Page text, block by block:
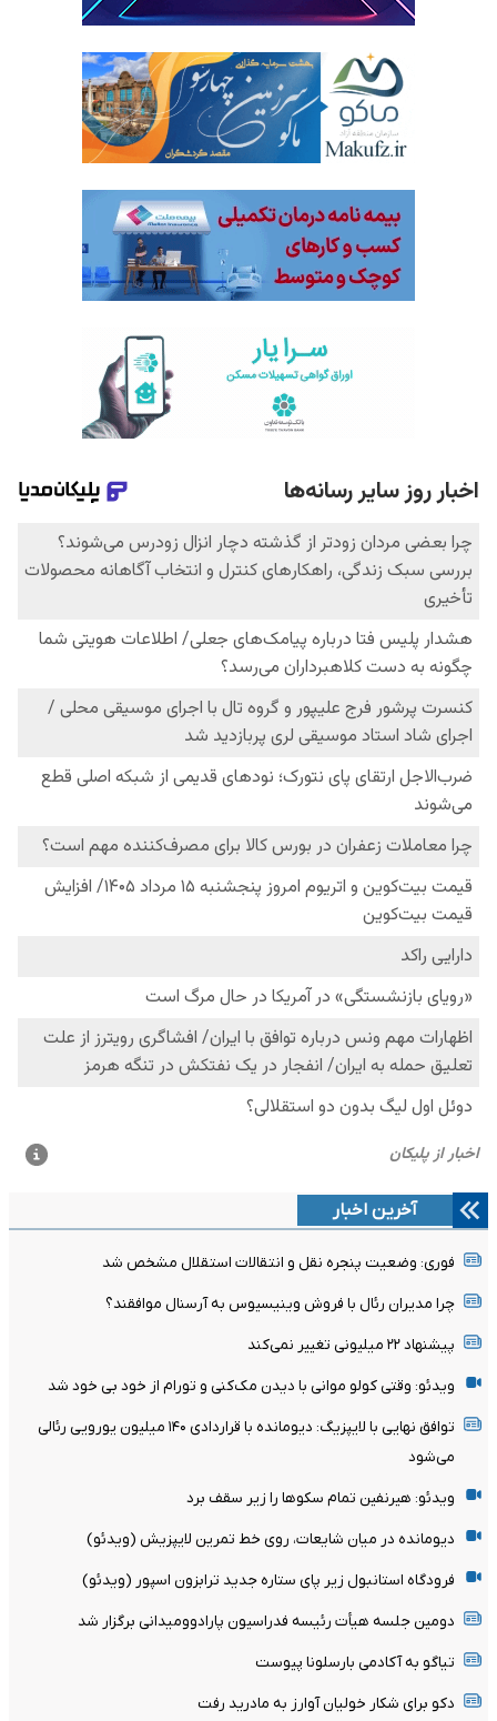
آخرین اخبار
فوری: وضعیت پنجره نقل و انتقالات استقلال مشخص شد
چرا مدیران رئال با فروش وینیسیوس به آرسنال موافقند؟
پیشنهاد ۲۲ میلیونی تغییر نمی‌کند
ویدئو: وقتی کولو موانی با دیدن مک‌کنی و تورام از خود بی خود شد
توافق نهایی با لایپزیگ: دیومانده با قراردادی ۱۴۰ میلیون یورویی رئالی
می‌شود
ویدئو: هیرنفین تمام سکوها را زیر سقف برد
دیومانده در میان شایعات، روی خط تمرین لایپزیش (ویدئو)
فرودگاه استانبول زیر پای ستاره جدید ترابزون اسپور (ویدئو)
دومین جلسه هیأت رئیسه فدراسیون پارادوومیدانی برگزار شد
تیاگو به آکادمی بارسلونا پیوست
دکو برای شکار خولیان آوارز به مادرید رفت